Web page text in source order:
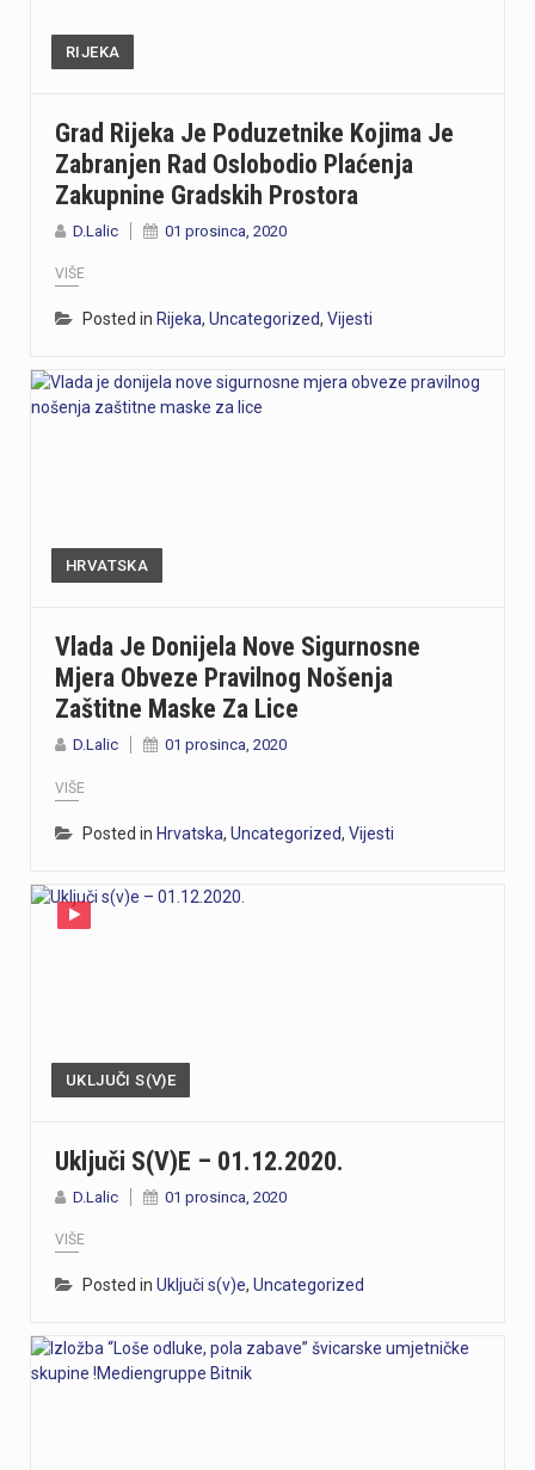
RIJEKA
Grad Rijeka Je Poduzetnike Kojima Je
Zabranjen Rad Oslobodio Plaćenja
Zakupnine Gradskih Prostora
D.Lalic 01 prosinca, 2020
VIŠE
Posted in Rijeka, Uncategorized, Vijesti
HRVATSKA
Vlada Je Donijela Nove Sigurnosne
Mjera Obveze Pravilnog Nošenja
Zaštitne Maske Za Lice
D.Lalic 01 prosinca, 2020
VIŠE
Posted in Hrvatska, Uncategorized, Vijesti
UKLJUČI S(V)E
Uključi S(v)e – 01.12.2020.
D.Lalic 01 prosinca, 2020
VIŠE
Posted in Uključi s(v)e, Uncategorized